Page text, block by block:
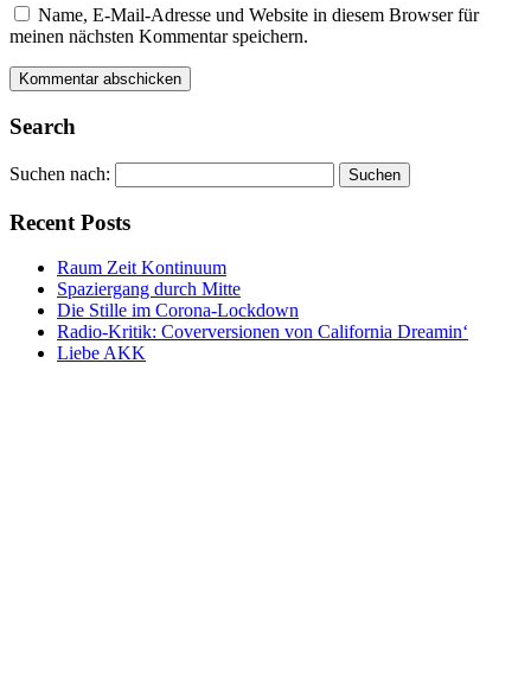
Name, E-Mail-Adresse und Website in diesem Browser für
meinen nächsten Kommentar speichern.
Alternative:
Alternative:
Search
Suchen nach:
Recent Posts
Raum Zeit Kontinuum
Spaziergang durch Mitte
Die Stille im Corona-Lockdown
Radio-Kritik: Coverversionen von California Dreamin‘
Liebe AKK